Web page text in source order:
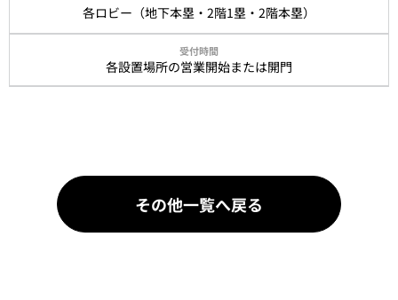
各ロビー（地下本塁・2階1塁・2階本塁）
各設置場所の営業開始または開門
その他一覧へ戻る